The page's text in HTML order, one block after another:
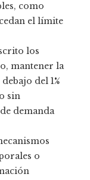
como
el límite
los
mantener la
del 1%
sin
demanda
o